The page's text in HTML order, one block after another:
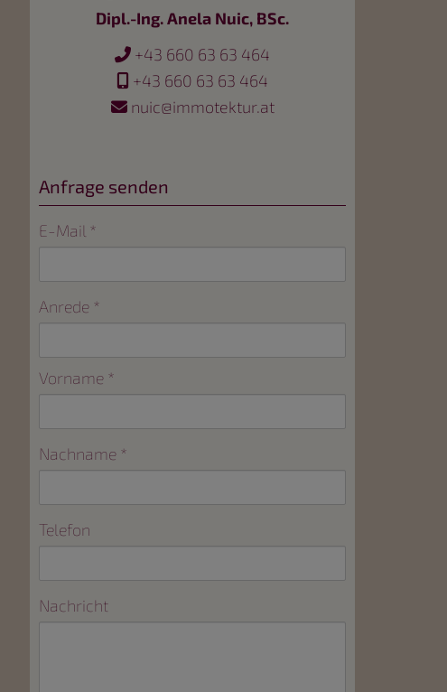
Dipl.-Ing. Anela Nuic, BSc.
+43 660 63 63 464
+43 660 63 63 464
nuic@immotektur.at
Anfrage senden
E-Mail
Anrede
Vorname
Nachname
Telefon
Nachricht